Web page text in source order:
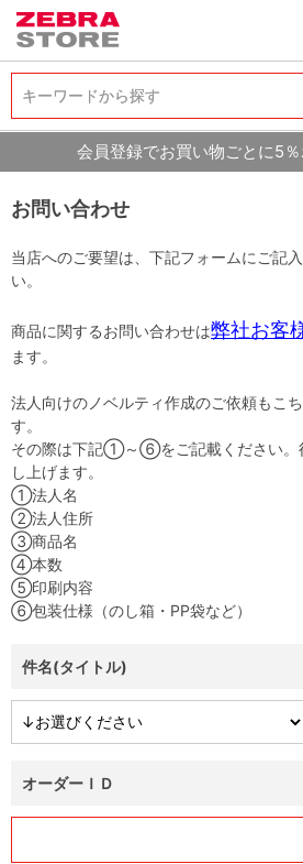
キーワードから探す
キーワードから探す
会員登録でお買い物ごとに5％
お問い合わせ
当店へのご要望は、下記フォームにご記
い。
商品に関するお問い合わせは弊社お客
ます。
法人向けのノベルティ作成のご依頼もこ
す。
その際は下記①～⑥をご記載ください。
し上げます。
①法人名
②法人住所
③商品名
④本数
⑤印刷内容
⑥包装仕様（のし箱・PP袋など）
件名(タイトル)
オーダーＩＤ